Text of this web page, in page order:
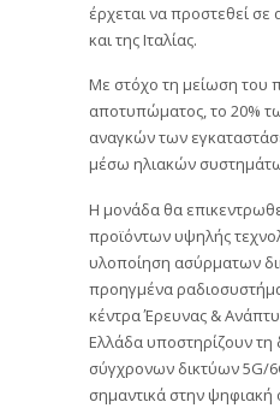
έρχεται να προστεθεί σε
και της Ιταλίας.
Με στόχο τη μείωση του
αποτυπώματος, το 20%
αναγκών των
μέσω ηλιακών
Η μονάδα θα
προϊόντων υψηλής
υλοποίηση ασύρματων
προηγμένα
κέντρα Έρευνας &
Ελλάδα υποστηρίζουν τη
σύγχρονων δικτύων 5G/
σημαντικά στην ψηφιακή